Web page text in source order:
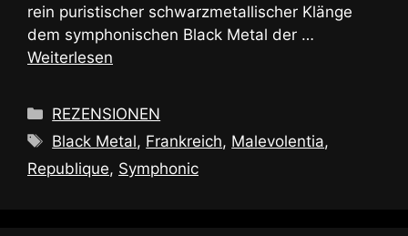
rein puristischer schwarzmetallischer Klänge
dem symphonischen Black Metal der …
Weiterlesen
Kategorien
REZENSIONEN
Schlagwörter
Black Metal, Frankreich, Malevolentia,
Republique, Symphonic